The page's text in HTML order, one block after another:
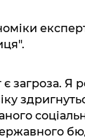
є загроза. Я